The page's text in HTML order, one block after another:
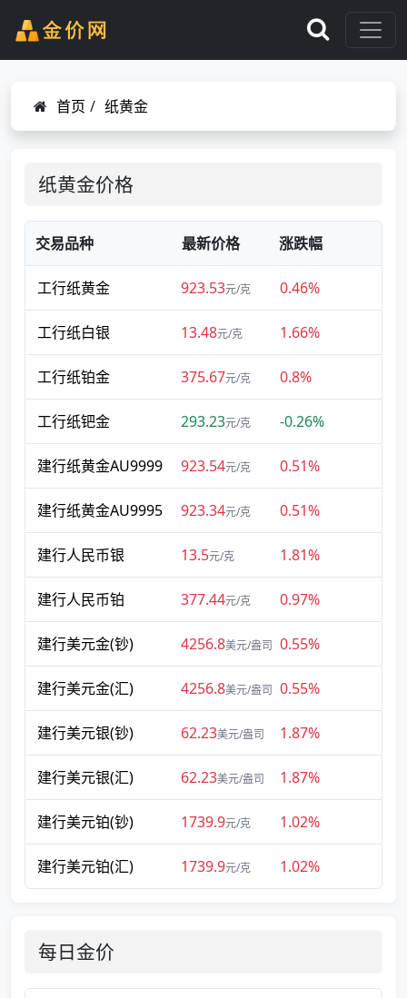
首页 / 纸黄金
纸黄金价格
交易品种 最新价格 涨跌幅
工行纸黄金 923.53元/克 0.46%
工行纸白银 13.48元/克 1.66%
工行纸铂金 375.67元/克 0.8%
工行纸钯金 293.23元/克 -0.26%
建行纸黄金AU9999 923.54元/克 0.51%
建行纸黄金AU9995 923.34元/克 0.51%
建行人民币银 13.5元/克 1.81%
建行人民币铂 377.44元/克 0.97%
建行美元金(钞) 4256.8美元/盎司 0.55%
建行美元金(汇) 4256.8美元/盎司 0.55%
建行美元银(钞) 62.23美元/盎司 1.87%
建行美元银(汇) 62.23美元/盎司 1.87%
建行美元铂(钞) 1739.9元/克 1.02%
建行美元铂(汇) 1739.9元/克 1.02%
每日金价